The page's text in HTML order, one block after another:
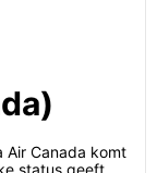
Air Canada komt
status geeft